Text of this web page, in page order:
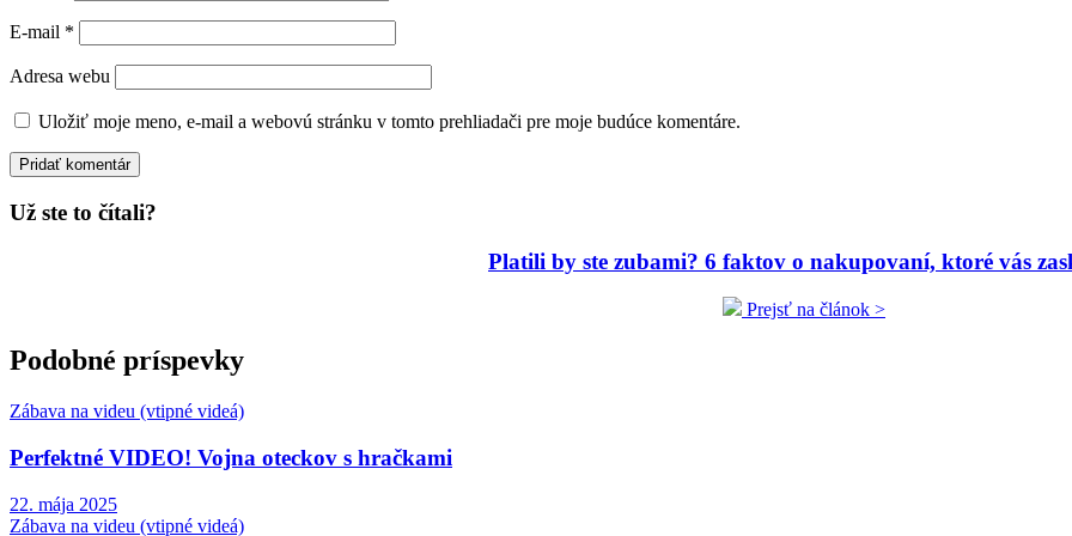
E-mail *
Adresa webu
Uložiť moje meno, e-mail a webovú stránku v tomto prehliadači pre moje budúce komentáre.
Už ste to čítali?
Platili by ste zubami? 6 faktov o nakupovaní, ktoré vás
Prejsť na článok >
Podobné príspevky
Zábava na videu (vtipné videá)
Perfektné VIDEO! Vojna oteckov s hračkami
22. mája 2025
Zábava na videu (vtipné videá)